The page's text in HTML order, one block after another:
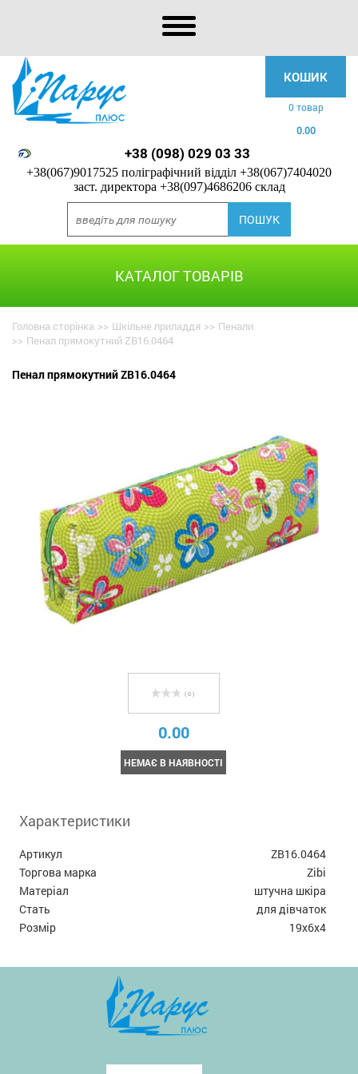
КОШИК
0 товар
0.00
+38 (098) 029 03 33
+38(067)9017525 поліграфічний відділ +38(067)7404020
заст. директора +38(097)4686206 склад
КАТАЛОГ ТОВАРІВ
Головна сторінка >> Шкільне приладдя >> Пенали
>> Пенал прямокутний ZB16.0464
Пенал прямокутний ZB16.0464
( 0 )
0.00
НЕМАЄ В НАЯВНОСТІ
Характеристики
Артикул
ZB16.0464
Торгова марка
Zibi
Матеріал
штучна шкіра
Стать
для дівчаток
Розмір
19x6x4